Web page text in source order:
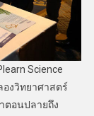
Science
องวิทยาศาสตร์
ตอนปลายถึง